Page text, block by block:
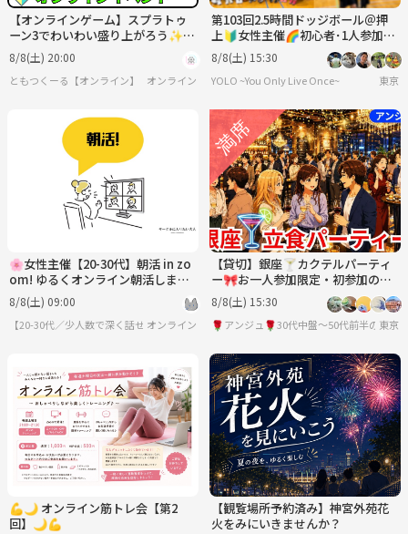
【オンラインゲーム】スプラトゥ
ーン3でわいわい盛り上がろう✨
【🔰ゲーム初心者歓迎】
8/8(土) 20:00
ともつくーる【オンライン】 オンライン
第103回2.5時間ドッジボール＠押
上🔰女性主催🌈初心者･1人参加歓
迎│国際交流🉑
8/8(土) 15:30
YOLO ~You Only Live Once~ 東京
🌸女性主催【20-30代】朝活 in zo
om! ゆるくオンライン朝活しませ
んか？
8/8(土) 09:00
【20-30代／少人数で深く話せる】サークルに入りたい大人
オンライン
【貸切】銀座🍸カクテルパーティ
ー🎀お一人参加限定・初参加の方
大歓迎😀30代中盤～40代の方限定
8/8(土) 15:30
🌹アンジュ🌹30代中盤～50代前半の友達
東京
💪🌙 オンライン筋トレ会【第2
回】🌙💪
【観覧場所予約済み】神宮外苑花
火をみにいきませんか？